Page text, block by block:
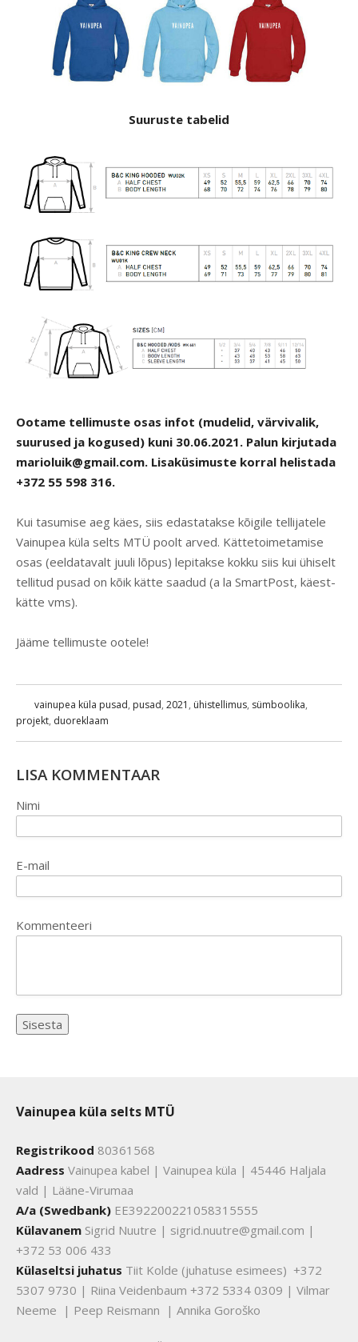
Suuruste tabelid
Ootame tellimuste osas infot (mudelid, värvivalik,
suurused ja kogused) kuni 30.06.2021. Palun kirjutada
marioluik@gmail.com. Lisaküsimuste korral helistada
+372 55 598 316.
Kui tasumise aeg käes, siis edastatakse kõigile tellijatele
Vainupea küla selts MTÜ poolt arved. Kättetoimetamise
osas (eeldatavalt juuli lõpus) lepitakse kokku siis kui ühiselt
tellitud pusad on kõik kätte saadud (a la SmartPost, käest-
kätte vms).
Jääme tellimuste ootele!
vainupea küla pusad, pusad, 2021 , ühistellimus, sümboolika,
projekt, duoreklaam
LISA KOMMENTAAR
Nimi
E-mail
Kommenteeri
Vainupea küla selts MTÜ
Registrikood 80361568
Aadress Vainupea kabel | Vainupea küla | 45446 Haljala
vald | Lääne-Virumaa
A/a (Swedbank) EE392200221058315555
Külavanem Sigrid Nuutre | sigrid.nuutre@gmail.com |
+372 53 006 433
Külaseltsi juhatus Tiit Kolde (juhatuse esimees) +372
5307 9730 | Riina Veidenbaum +372 5334 0309 | Vilmar
Neeme | Peep Reismann | Annika Goroško